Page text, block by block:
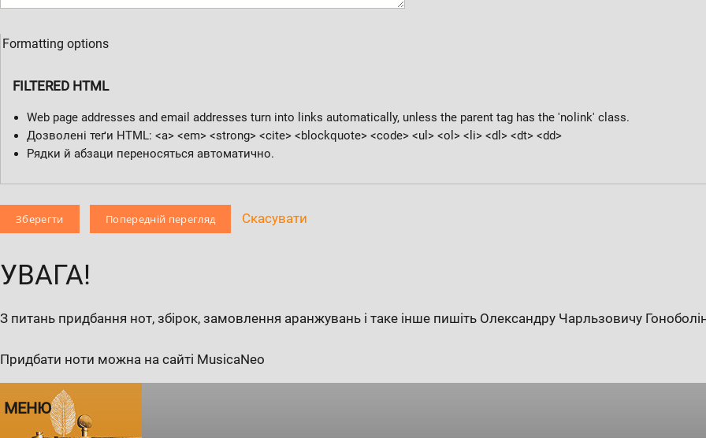
Formatting options
FILTERED HTML
Web page addresses and email addresses turn into links automatically, unless the parent tag has the 'nolink' class.
Дозволені теґи HTML: <a> <em> <strong> <cite> <blockquote> <code> <ul> <ol> <li> <dl> <dt> <dd>
Рядки й абзаци переносяться автоматично.
Скасувати
УВАГА!
З питань придбання нот, збірок, замовлення аранжувань і таке інше пишіть Олександру Чарльзовичу
Придбати ноти можна на сайті MusicaNeo
МЕНЮ